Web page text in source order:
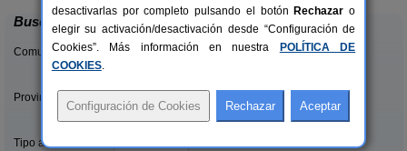
Buscar
Comunidades:
Provincias/Islas:
Tipo alquiler:
desactivarlas por completo pulsando el botón Rechazar o
elegir su activación/desactivación desde “Configuración de
Cookies”. Más información en nuestra
POLÍTICA DE
COOKIES.